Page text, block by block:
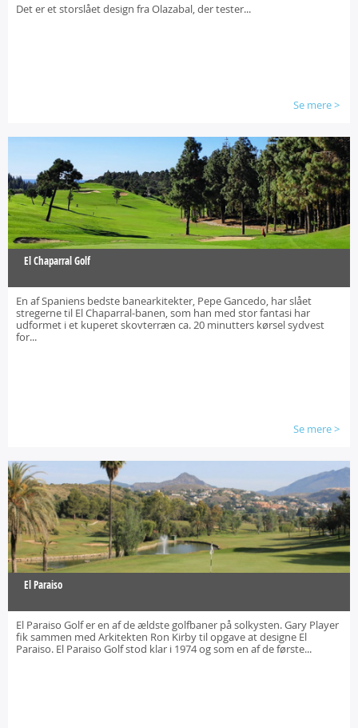
Det er et storslået design fra Olazabal, der tester...
Se mere>
El Chaparral Golf
En af Spaniens bedste banearkitekter, Pepe Gancedo, har slået
stregerne til El Chaparral-banen, som han med stor fantasi har
udformet i et kuperet skovterræn ca. 20 minutters kørsel sydvest
for...
Se mere>
El Paraiso
El Paraiso Golf er en af de ældste golfbaner på solkysten. Gary Player
fik sammen med Arkitekten Ron Kirby til opgave at designe El
Paraiso. El Paraiso Golf stod klar i 1974 og som en af de første...